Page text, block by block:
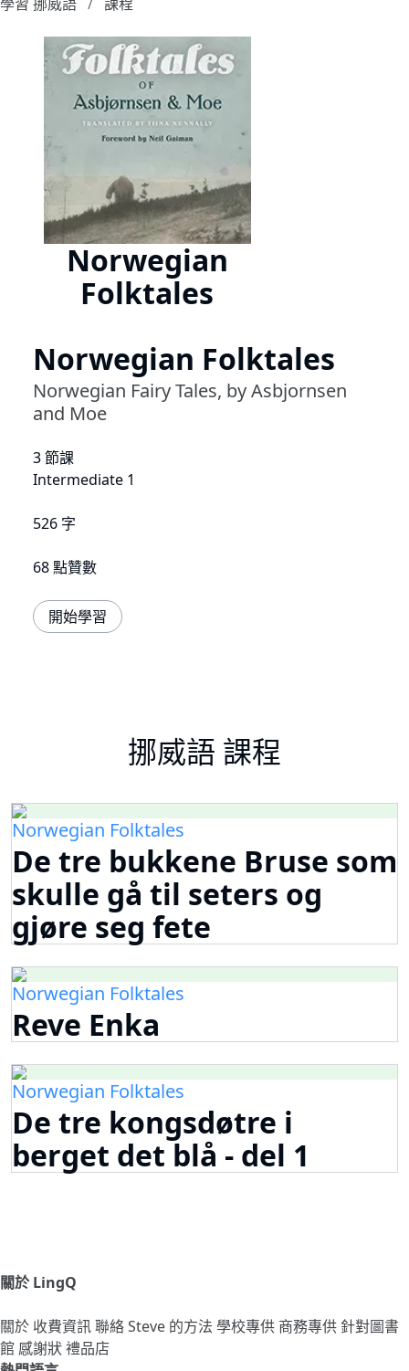
Norwegian
Folktales
Norwegian Folktales
Norwegian Fairy Tales, by Asbjornsen
and Moe
3 節課
Intermediate 1
526 字
68 點贊數
開始學習
挪威語 課程
Norwegian Folktales
De tre bukkene Bruse som
skulle gå til seters og
gjøre seg fete
Norwegian Folktales
Reve Enka
Norwegian Folktales
De tre kongsdøtre i
berget det blå - del 1
關於 LingQ
關於 收費資訊聯絡Steve 的方法 學校專供 商務專供 針對圖書
館 感謝狀禮品店